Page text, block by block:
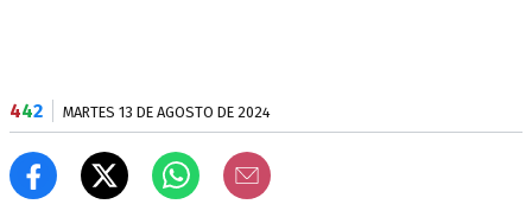
442 MARTES 13 DE AGOSTO DE 2024